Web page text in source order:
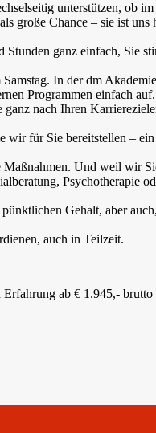
unterstützen, ob
große Chance – sie ist uns
ganz einfach, Sie
In der dm Akademie
Programmen einfach
nach Ihren
wir für Sie bereitstellen –
Maßnahmen. Und weil wir
Psychotherapie
Gehalt, aber
auch in Teilzeit.
Erfahrung ab € 1.945,-